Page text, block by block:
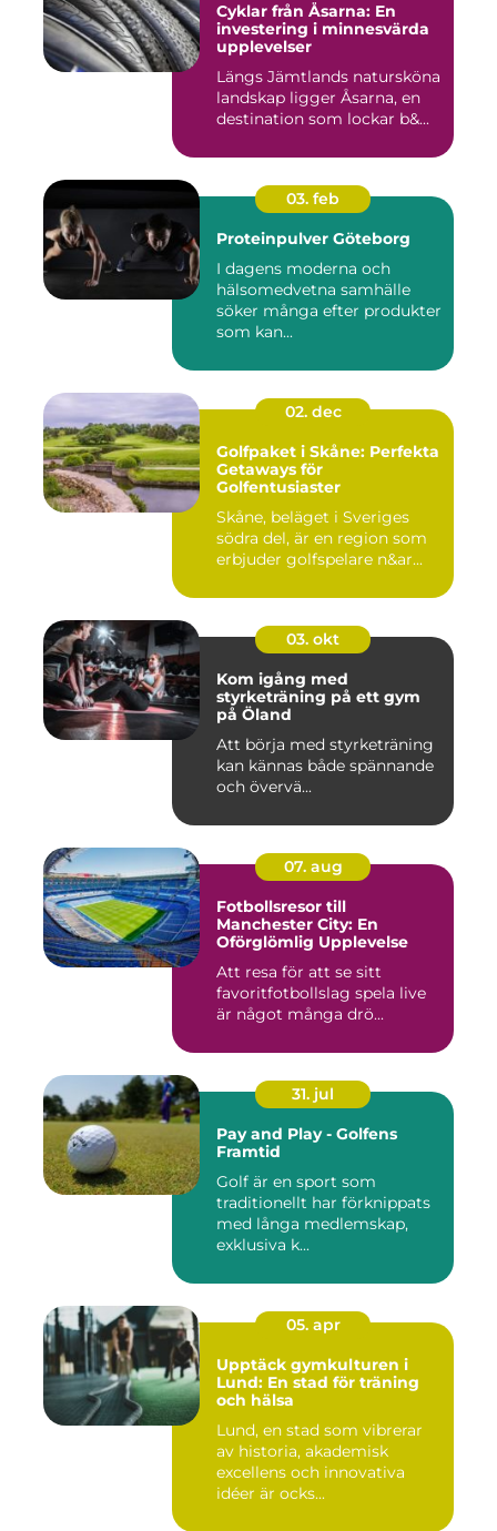
Cyklar från Åsarna: En
investering i minnesvärda
upplevelser
Längs Jämtlands natursköna
landskap ligger Åsarna, en
destination som lockar b&...
03. feb
Proteinpulver Göteborg
I dagens moderna och
hälsomedvetna samhälle
söker många efter produkter
som kan...
02. dec
Golfpaket i Skåne: Perfekta
Getaways för
Golfentusiaster
Skåne, beläget i Sveriges
södra del, är en region som
erbjuder golfspelare n&ar...
03. okt
Kom igång med
styrketräning på ett gym
på Öland
Att börja med styrketräning
kan kännas både spännande
och övervä...
07. aug
Fotbollsresor till
Manchester City: En
Oförglömlig Upplevelse
Att resa för att se sitt
favoritfotbollslag spela live
är något många drö...
31. jul
Pay and Play - Golfens
Framtid
Golf är en sport som
traditionellt har förknippats
med långa medlemskap,
exklusiva k...
05. apr
Upptäck gymkulturen i
Lund: En stad för träning
och hälsa
Lund, en stad som vibrerar
av historia, akademisk
excellens och innovativa
idéer är ocks...